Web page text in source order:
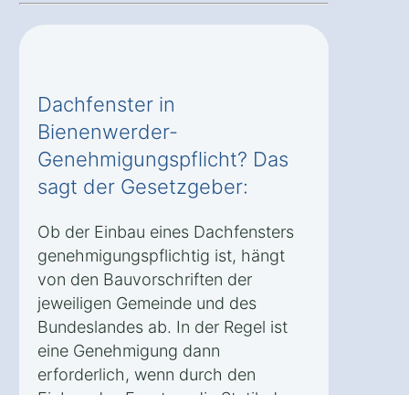
Dachfenster in
Bienenwerder-
Genehmigungspflicht? Das
sagt der Gesetzgeber:
Ob der Einbau eines Dachfensters
genehmigungspflichtig ist, hängt
von den Bauvorschriften der
jeweiligen Gemeinde und des
Bundeslandes ab. In der Regel ist
eine Genehmigung dann
erforderlich, wenn durch den